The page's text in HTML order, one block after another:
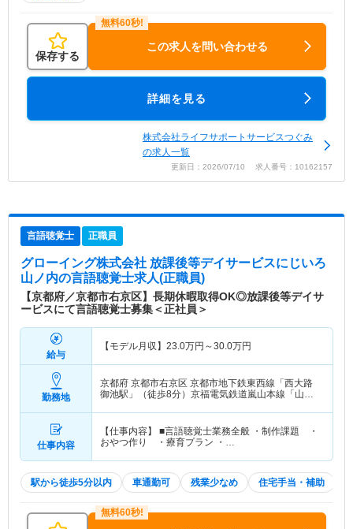
保存する
この求人を問い合わせる
詳細を見る
株式会社ライフサポートサービスつぐみ
の求人一覧
更新日：2026/07/10 求人番号：10162157
言語聴覚士 正職員
グローイング株式会社 放課後等デイサービスにじいろ
山ノ内の言語聴覚士求人(正職員)
【京都府／京都市右京区】長期休暇取得OK◎放課後等デイサ
ービスにて言語聴覚士募集＜正社員＞
給与
【モデル月収】 23.0万円～30.0万円
勤務地
京都府 京都市右京区 京都市地下鉄東西線「西大路
御池駅」（徒歩8分）京福電気鉄道嵐山本線「山ノ
仕事内容
【仕事内容】 ■言語聴覚士業務全般 ・制作課題 ・
おやつ作り ・療育プラン ・…
駅から徒歩5分以内 車通勤可 残業少なめ 住宅手当・補助